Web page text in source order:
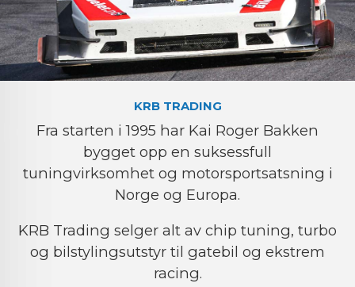
KRB TRADING
Fra starten i 1995 har Kai Roger Bakken
bygget opp en suksessfull
tuningvirksomhet og motorsportsatsning i
Norge og Europa.
KRB Trading selger alt av chip tuning, turbo
og bilstylingsutstyr til gatebil og ekstrem
racing.